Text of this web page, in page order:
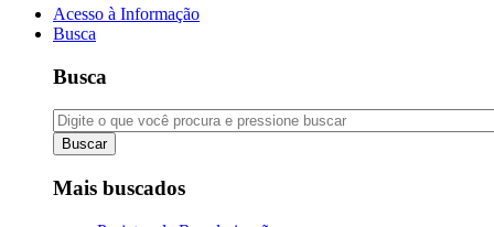
Acesso à Informação
Busca
Busca
Buscar
Mais buscados